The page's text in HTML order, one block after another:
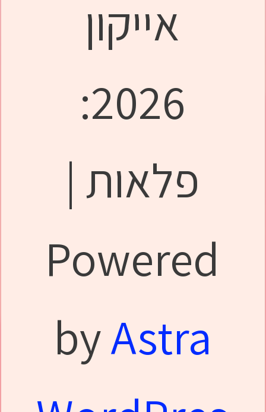
אייקון
2026:
פלאות |
Powered
byAstra